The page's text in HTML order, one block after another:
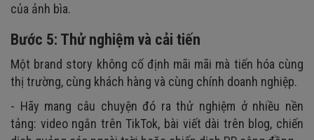
của ảnh bìa.
Bước 5: Thử nghiệm và cải tiến
Một brand story không cố định mãi mãi mà tiến hóa cùng
thị trường, cùng khách hàng và cùng chính doanh nghiệp.
- Hãy mang câu chuyện đó ra thử nghiệm ở nhiều nền
tảng: video ngắn trên TikTok, bài viết dài trên blog, chiến